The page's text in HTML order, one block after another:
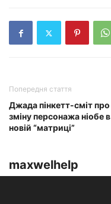
Попередня стаття
Джада пінкетт-сміт про
зміну персонажа ніобе в
новій “матриці”
maxwelhelp